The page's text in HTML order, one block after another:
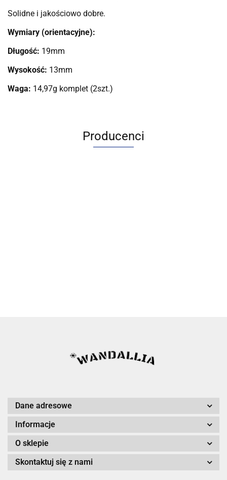
Solidne i jakościowo dobre.
Wymiary (orientacyjne):
Długość: 19mm
Wysokość: 13mm
Waga: 14,97g komplet (2szt.)
Producenci
Dane adresowe
Informacje
O sklepie
Skontaktuj się z nami